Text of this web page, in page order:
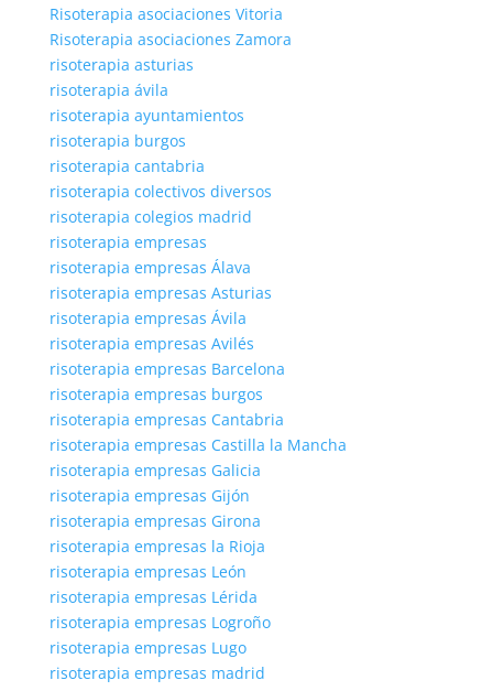
Risoterapia asociaciones Vitoria
Risoterapia asociaciones Zamora
risoterapia asturias
risoterapia ávila
risoterapia ayuntamientos
risoterapia burgos
risoterapia cantabria
risoterapia colectivos diversos
risoterapia colegios madrid
risoterapia empresas
risoterapia empresas Álava
risoterapia empresas Asturias
risoterapia empresas Ávila
risoterapia empresas Avilés
risoterapia empresas Barcelona
risoterapia empresas burgos
risoterapia empresas Cantabria
risoterapia empresas Castilla la Mancha
risoterapia empresas Galicia
risoterapia empresas Gijón
risoterapia empresas Girona
risoterapia empresas la Rioja
risoterapia empresas León
risoterapia empresas Lérida
risoterapia empresas Logroño
risoterapia empresas Lugo
risoterapia empresas madrid